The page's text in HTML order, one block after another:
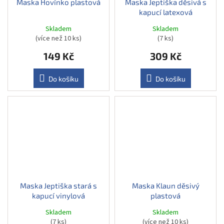
Maska Hovínko plastová
Skladem
(více než 10 ks)
149 Kč
Do košíku
Maska Jeptiška děsivá s
kapucí latexová
Skladem
(7 ks)
309 Kč
Do košíku
Maska Jeptiška stará s
kapucí vinylová
Skladem
Maska Klaun děsivý
plastová
Skladem